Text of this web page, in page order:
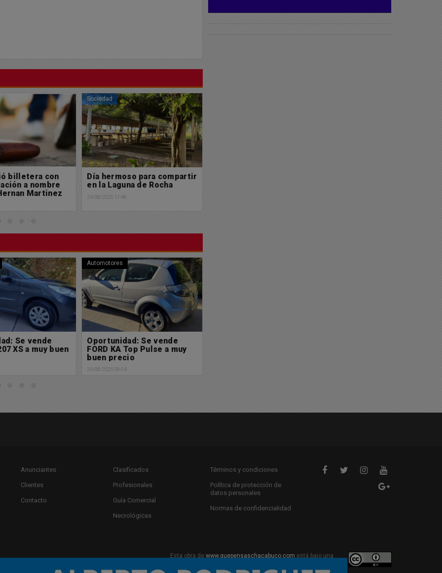
para compartir
de Rocha
Sociedad
Muy feliz domingo para
tod@s
24/08/2025 03:42
Se vende
Pulse a muy
Policiales
La DDI secustró varias
motos que se utilizaban
para realizar Picadas y
Destrezas "Willy"
28/08/2025 14:34
Anunciantes
Clientes
Contacto
Clasificados
Profesionales
Guía Comercial
Necrológicas
Términos y condiciones
Política de protección de
datos personales
Normas de confidencialidad
Esta obra de www.quepensaschacabuco.com está bajo una